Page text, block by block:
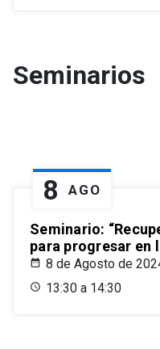
Seminarios
8 AGO
Seminario:
para progresar en
8 de Agosto de
13:30 a 14:30